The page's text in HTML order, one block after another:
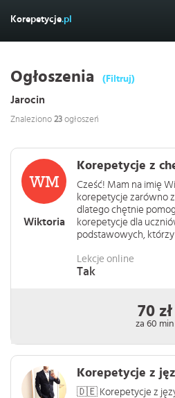
Korepetycje.pl
Ogłoszenia (Filtruj)
Jarocin
Znaleziono 23 ogłoszeń
Wiktoria
Korepetycje z
Cześć! Mam na imię
korepetycje zarówno
dlatego chętnie
korepetycje dla
podstawowych, którzy
Lekcje online
Tak
70 zł
za 60 min
Korepetycje z
🇩🇪 Korepetycje z